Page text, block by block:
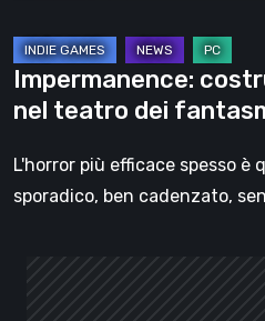
Impermanence:
nel teatro dei
L'horror più efficace spesso è
sporadico, ben cadenzato,